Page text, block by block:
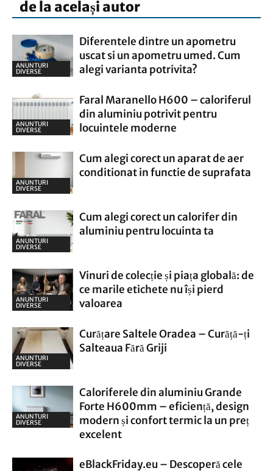
de la același autor
ANUNTURI
DIVERSE
Diferentele dintre un apometru
uscat si un apometru umed. Cum
alegi varianta potrivita?
ANUNTURI
DIVERSE
Faral Maranello H600 – caloriferul
din aluminiu potrivit pentru
locuintele moderne
ANUNTURI
DIVERSE
Cum alegi corect un aparat de aer
conditionat in functie de suprafata
ANUNTURI
DIVERSE
Cum alegi corect un calorifer din
aluminiu pentru locuinta ta
ANUNTURI
DIVERSE
Vinuri de colecție și piața globală: de
ce marile etichete nu își pierd
valoarea
ANUNTURI
DIVERSE
Curățare Saltele Oradea – Curăță-ți
Salteaua Fără Griji
ANUNTURI
DIVERSE
Caloriferele din aluminiu Grande
Forte H600mm – eficiență, design
modern și confort termic la un preț
excelent
eBlackFriday.eu – Descoperă cele